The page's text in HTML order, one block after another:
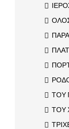
ΤΟΥ
ΤΟΥ